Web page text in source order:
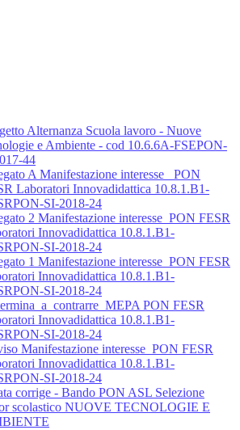
Alternanza Scuola lavoro - Nuove
e Ambiente - cod 10.6.6A-FSEPON-
44
A Manifestazione interesse_ PON
Laboratori Innovadidattica 10.8.1.B1-
SI-2018-24
2 Manifestazione interesse_PON FESR
Innovadidattica 10.8.1.B1-
SI-2018-24
1 Manifestazione interesse_PON FESR
Innovadidattica 10.8.1.B1-
SI-2018-24
PON FESR
Innovadidattica 10.8.1.B1-
SI-2018-24
Manifestazione interesse_PON FESR
Innovadidattica 10.8.1.B1-
SI-2018-24
corrige - Bando PON ASL Selezione
scolastico NUOVE TECNOLOGIE E